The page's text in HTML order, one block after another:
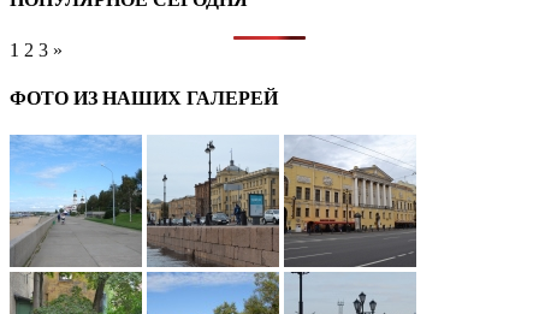
1 2 3 »
ФОТО ИЗ НАШИХ ГАЛЕРЕЙ